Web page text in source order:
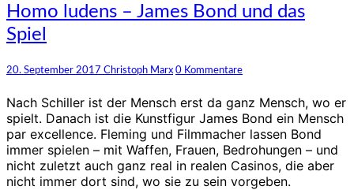
Homo
ludens
–
Bond
das
Spiel
Homo ludens – James Bond und das
Spiel
20. September 2017 Christoph Marx Kommentare
0 Kommentare
Nach Schiller ist der Mensch erst da ganz Mensch, wo er
spielt. Danach ist die Kunstfigur James Bond ein Mensch
par excellence. Fleming und Filmmacher lassen Bond
immer spielen – mit Waffen, Frauen, Bedrohungen – und
nicht zuletzt auch ganz real in realen Casinos, die aber
nicht immer dort sind, wo sie zu sein vorgeben.